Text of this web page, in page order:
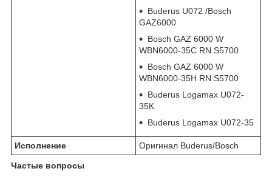
Buderus U072 /Bosch
GAZ6000
Bosch GAZ 6000 W
WBN6000-35C RN S5700
Bosch GAZ 6000 W
WBN6000-35H RN S5700
Buderus Logamax U072-
35K
Buderus Logamax U072-35
Исполнение Оригинал Buderus/Bosch
Частые вопросы